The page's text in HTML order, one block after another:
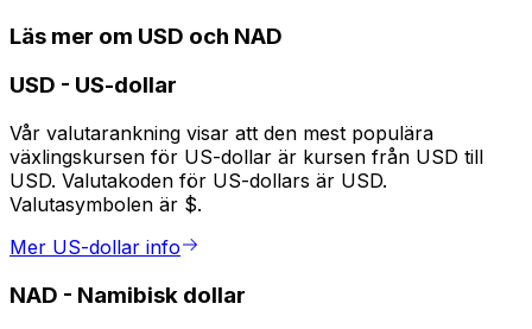
Läs mer om USD och NAD
USD - US-dollar
Vår valutarankning visar att den mest populära
växlingskursen för US-dollar är kursen från USD till
USD. Valutakoden för US-dollars är USD.
Valutasymbolen är $.
Mer US-dollar info
NAD - Namibisk dollar